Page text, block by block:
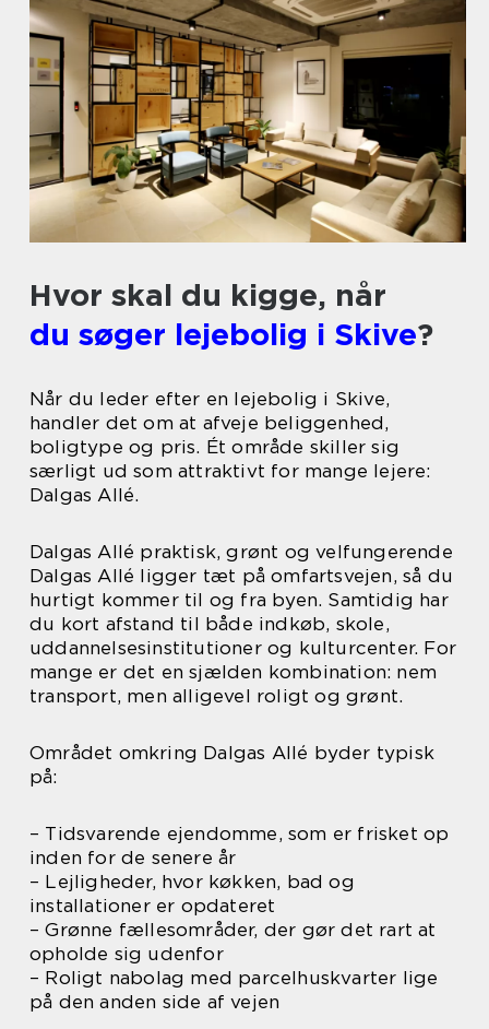
Hvor skal du kigge, når
du søger lejebolig i Skive?
Når du leder efter en lejebolig i Skive,
handler det om at afveje beliggenhed,
boligtype og pris. Ét område skiller sig
særligt ud som attraktivt for mange lejere:
Dalgas Allé.
Dalgas Allé praktisk, grønt og velfungerende
Dalgas Allé ligger tæt på omfartsvejen, så du
hurtigt kommer til og fra byen. Samtidig har
du kort afstand til både indkøb, skole,
uddannelsesinstitutioner og kulturcenter. For
mange er det en sjælden kombination: nem
transport, men alligevel roligt og grønt.
Området omkring Dalgas Allé byder typisk
på:
– Tidsvarende ejendomme, som er frisket op
inden for de senere år
– Lejligheder, hvor køkken, bad og
installationer er opdateret
– Grønne fællesområder, der gør det rart at
opholde sig udenfor
– Roligt nabolag med parcelhuskvarter lige
på den anden side af vejen